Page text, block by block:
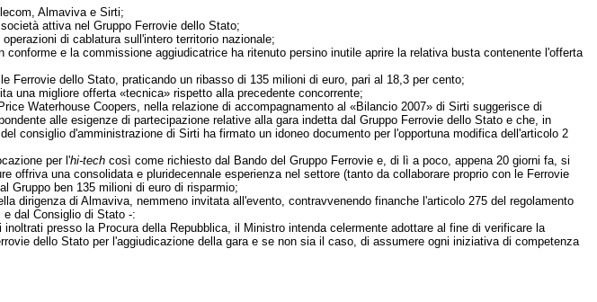
Almaviva e Sirti;
attiva nel Gruppo Ferrovie dello Stato;
di cablatura sull'intero territorio nazionale;
e la commissione aggiudicatrice ha ritenuto persino inutile aprire la relativa busta contenente l'offerta
Ferrovie dello Stato, praticando un ribasso di 135 milioni di euro, pari al 18,3 per cento;
una migliore offerta «tecnica» rispetto alla precedente concorrente;
Waterhouse Coopers, nella relazione di accompagnamento al «Bilancio 2007» di Sirti suggerisce di
alle esigenze di partecipazione relative alla gara indetta dal Gruppo Ferrovie dello Stato e che, in
consiglio d'amministrazione di Sirti ha firmato un idoneo documento per l'opportuna modifica dell'articolo 2
per l'hi-techcosì come richiesto dal Bando del Gruppo Ferrovie e, di lì a poco, appena 20 giorni fa, si
offriva una consolidata e pluridecennale esperienza nel settore (tanto da collaborare proprio con le Ferrovie
Gruppo ben 135 milioni di euro di risparmio;
dirigenza di Almaviva, nemmeno invitata all'evento, contravvenendo finanche l'articolo 275 del regolamento
dal Consiglio di Stato -:
presso la Procura della Repubblica, il Ministro intenda celermente adottare al fine di verificare la
dello Stato per l'aggiudicazione della gara e se non sia il caso, di assumere ogni iniziativa di competenza